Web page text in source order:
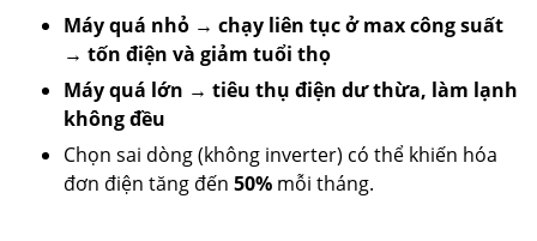
Máy quá nhỏ → chạy liên tục ở max công suất
→ tốn điện và giảm tuổi thọ
Máy quá lớn → tiêu thụ điện dư thừa, làm lạnh
không đều
Chọn sai dòng (không inverter) có thể khiến hóa
đơn điện tăng đến50% mỗi tháng.